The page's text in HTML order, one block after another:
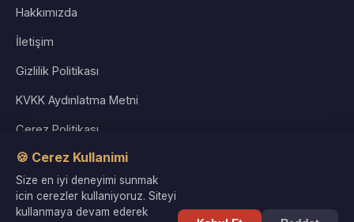
Hakkımızda
İletişim
Gizlilik Politikası
KVKK Aydınlatma Metni
Çerez Politikası
Kullanım Koşulları
Site Haritası
🍪 Cerez Kullanimi
Size en iyi deneyimi sunmak
icin cerezler kullaniyoruz. Siteyi
kullanmaya devam ederek